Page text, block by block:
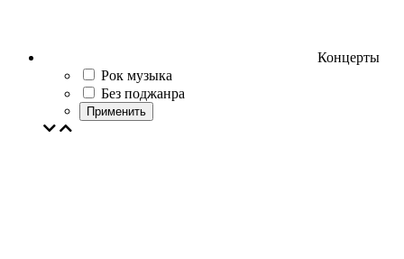
Концерты
Рок музыка
Без поджанра
Применить